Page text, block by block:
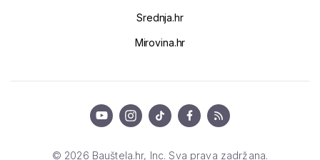
Srednja.hr
Mirovina.hr
© 2026 Bauštela.hr, Inc. Sva prava zadržana.